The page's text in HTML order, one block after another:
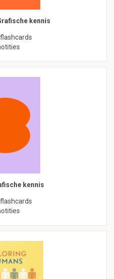
kennis
flashcards
kennis
flashcards